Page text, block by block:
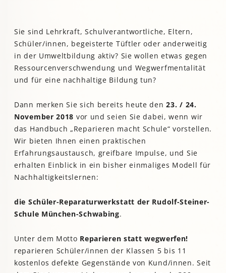
Sie sind Lehrkraft, Schulverantwortliche, Eltern,
Schüler/innen, begeisterte Tüftler oder anderweitig
in der Umweltbildung aktiv? Sie wollen etwas gegen
Ressourcenverschwendung und Wegwerfmentalität
und für eine nachhaltige Bildung tun?
Dann merken Sie sich bereits heute den23. / 24.
November 2018 vor und seien Sie dabei, wenn wir
das Handbuch „Reparieren macht Schule“ vorstellen.
Wir bieten Ihnen einen praktischen
Erfahrungsaustausch, greifbare Impulse, und Sie
erhalten Einblick in ein bisher einmaliges Modell für
Nachhaltigkeitslernen:
die Schüler-Reparaturwerkstatt der Rudolf-Steiner-
Schule München-Schwabing.
Unter dem Motto Reparieren statt wegwerfen!
reparieren Schüler/innen der Klassen 5 bis 11
kostenlos defekte Gegenstände von Kund/innen. Seit